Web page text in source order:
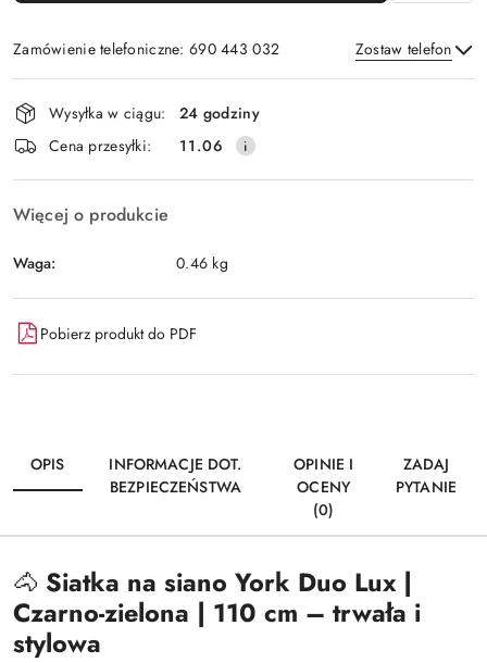
Zamówienie telefoniczne: 690 443 032 Zostaw telefon
Wyślij
Dostępność
i
dostawa
Wysyłka w ciągu:
24 godziny
Cena przesyłki:
11.06
Więcej o produkcie
Waga: 0.46 kg
Pobierz produkt do PDF
OPIS
INFORMACJE DOT.
BEZPIECZEŃSTWA
OPINIE I
OCENY
(0)
ZADAJ
PYTANIE
🐴 Siatka na siano York Duo Lux |
Czarno-zielona | 110 cm – trwała i
stylowa